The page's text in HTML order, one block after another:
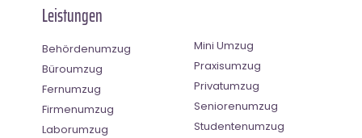
Leistungen
Behördenumzug
Büroumzug
Fernumzug
Firmenumzug
Laborumzug
Mini Umzug
Praxisumzug
Privatumzug
Seniorenumzug
Studentenumzug